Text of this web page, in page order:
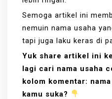
Semoga artikel ini
nemuin nama usaha
tapi juga laku keras di
Yuk share artikel ini
lagi cari nama usaha
kolom komentar:
kamu suka?